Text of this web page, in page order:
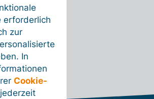
erforderlich
zur
In
Cookie-